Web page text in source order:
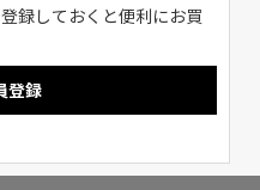
録しておくと便利にお買